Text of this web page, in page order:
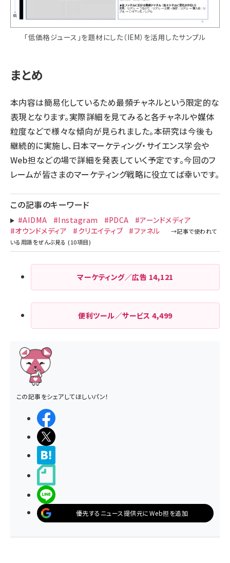
「低価格ジュース」を題材にした（IEM）を活用したサンプル
まとめ
本内容は簡易化しているため最頻チャネルという限定的な
表現となります。実際詳細を見てみると各チャネルや媒体
粒度などで様々な傾向が見られました。本研究は今後も
継続的に実施し、日本マーケティング・サイエンス学会や
Web担などの場で詳細を発表していく予定です。今回のフ
レームが皆さまのマーケティング戦略に役立てば幸いです。
この記事のキーワード
#AIDMA #Instagram #PDCA
#アーンドメディア
#オウンドメディア
#クリエイティブ #ファネル
マーケティング／広告 14,121
便利ツール／サービス4,499
この記事をシェアしてほしいパン！
優先するニュース提供元にWeb担を追加